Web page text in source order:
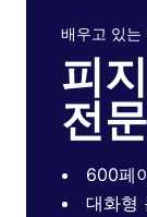
배우고 있는
피
전
600페
대화형